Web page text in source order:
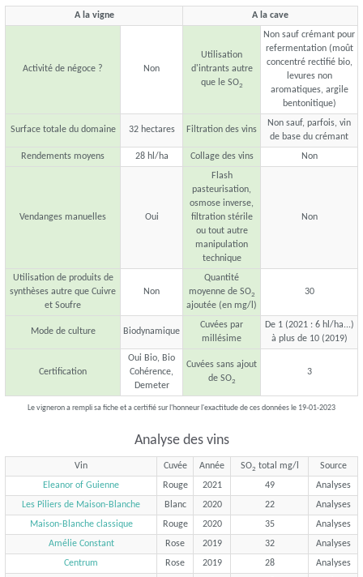
A la vigne A la cave
Activité de négoce ? Non
Utilisation
d'intrants autre
que le SO2
Non sauf crémant pour
refermentation (moût
concentré rectifié bio,
levures non
aromatiques, argile
bentonitique)
Surface totale du domaine 32 hectares Filtration des vins
Non sauf, parfois, vin
de base du crémant
Rendements moyens
28 hl/ha Collage des vins Non
Vendanges manuelles Oui
Flash
pasteurisation,
osmose inverse,
filtration stérile
ou tout autre
manipulation
technique
Non
Utilisation de produits de
synthèses autre que Cuivre
et Soufre
Non
Quantité
moyenne de SO2
ajoutée (en mg/l)
30
Mode de culture Biodynamique
Cuvées par
millésime
De 1 (2021 : 6 hl/ha...)
à plus de 10 (2019)
Certification
Oui Bio, Bio
Cohérence,
Demeter
Cuvées sans ajout
de SO2
3
Le vigneron a rempli sa fiche et a certifié sur l'honneur l'exactitude de ces données le 19-01-2023
Analyse des vins
Vin Cuvée Année SO2 total mg/l
Source
Eleanor of Guienne
Rouge 2021 49
Analyses
Les Piliers de Maison-Blanche
Blanc 2020 22
Analyses
Maison-Blanche classique
Rouge 2020 35
Analyses
Amélie Constant
Rose 2019 32
Analyses
Centrum
Rose 2019 28
Analyses